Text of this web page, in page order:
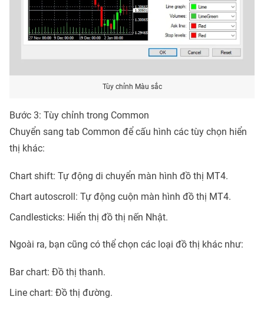
Tùy chỉnh Màu sắc
Bước 3: Tùy chỉnh trong Common
Chuyển sang tab Common để cấu hình các tùy chọn hiển
thị khác:
Chart shift: Tự động di chuyển màn hình đồ thị MT4.
Chart autoscroll: Tự động cuộn màn hình đồ thị MT4.
Candlesticks: Hiển thị đồ thị nến Nhật.
Ngoài ra, bạn cũng có thể chọn các loại đồ thị khác như:
Bar chart: Đồ thị thanh.
Line chart: Đồ thị đường.